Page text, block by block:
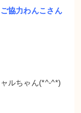
協力わんこさん
ルちゃん(*^-^*)